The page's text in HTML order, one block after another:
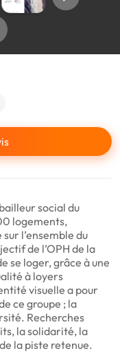
social du
logements,
l’ensemble du
de l’OPH de la
se loger, grâce à une
à loyers
visuelle a pour
ce groupe ; la
Recherches
la solidarité, la
la piste retenue.